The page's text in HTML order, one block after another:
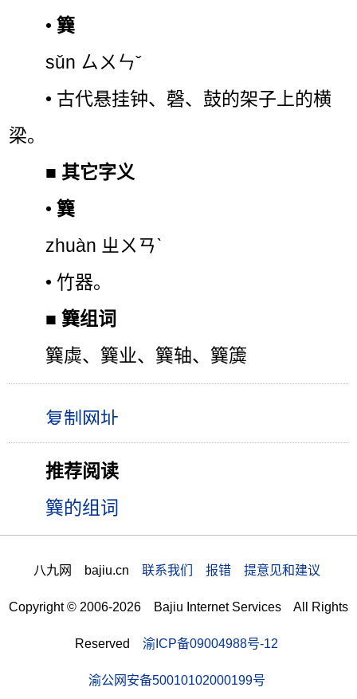
•簨
sǔn ㄙㄨㄣˇ
• 古代悬挂钟、磬、鼓的架子上的横
梁。
■ 其它字义
•簨
zhuàn ㄓㄨㄢˋ
• 竹器。
■簨组词
簨虡、簨业、簨轴、簨簴
推荐阅读
簨的组词
八九网 bajiu.cn 联系我们 报错 提意见和建议
Copyright © 2006-2026 Bajiu Internet Services All Rights
Reserved 渝ICP备09004988号-12
渝公网安备50010102000199号